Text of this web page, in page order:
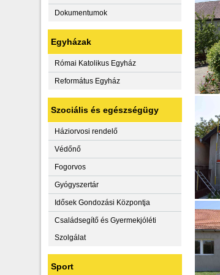
Dokumentumok
Egyházak
Római Katolikus Egyház
Református Egyház
Szociális és egészségügy
Háziorvosi rendelő
Védőnő
Fogorvos
Gyógyszertár
Idősek Gondozási Központja
Családsegítő és Gyermekjóléti
Szolgálat
Sport